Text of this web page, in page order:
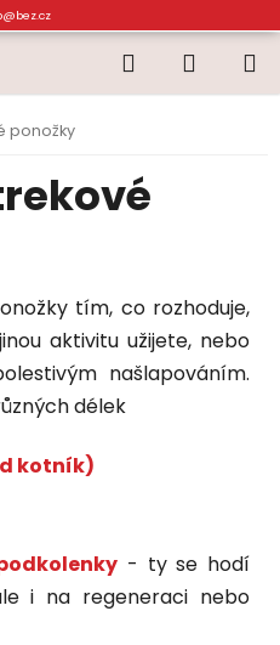
Hledat
KOŠÍK
ponožky
tím, co rozhoduje,
aktivitu užijete, nebo
našlapováním.
délek
kotník)
- ty se hodí
i na regeneraci nebo